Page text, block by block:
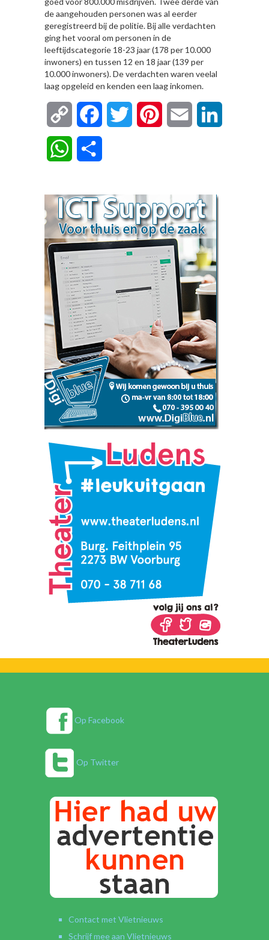
de aangehouden personen was al eerder
geregistreerd bij de politie. Bij alle verdachten
ging het vooral om personen in de
leeftijdscategorie 18-23 jaar (178 per 10.000
inwoners) en tussen 12 en 18 jaar (139 per
10.000 inwoners). De verdachten waren veelal
laag opgeleid en kenden een laag inkomen.
Copy
Link
FacebookTwitter Pinterest Email
WhatsApp
Op Facebook
Op Twitter
Contact met Vlietnieuws
Schrijf mee aan Vlietnieuws